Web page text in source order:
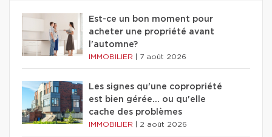
Est-ce un bon moment pour
acheter une propriété avant
l'automne?
IMMOBILIER 7 août 2026
Les signes qu'une copropriété
est bien gérée… ou qu'elle
cache des problèmes
IMMOBILIER 2 août 2026